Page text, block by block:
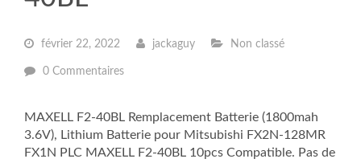
février 22, 2022 jackaguy Non classé
0 Commentaires
MAXELL F2-40BL Remplacement Batterie (1800mah
3.6V), Lithium Batterie pour Mitsubishi FX2N-128MR
FX1N PLC MAXELL F2-40BL 10pcs Compatible. Pas de